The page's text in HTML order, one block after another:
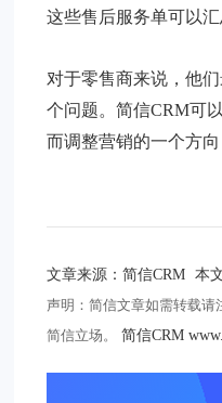
这些售后服务单可以
对于零售商来说，他
个问题。简信CRM可
而调整营销的一个方
文章来源：简信CRM 本
声明：简信文章如需转载
简信立场。
简信CRM